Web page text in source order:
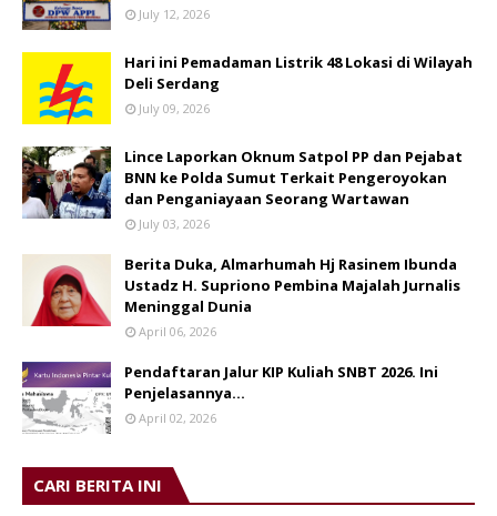
July 12, 2026
Hari ini Pemadaman Listrik 48 Lokasi di Wilayah
Deli Serdang
July 09, 2026
Lince Laporkan Oknum Satpol PP dan Pejabat
BNN ke Polda Sumut Terkait Pengeroyokan
dan Penganiayaan Seorang Wartawan
July 03, 2026
Berita Duka, Almarhumah Hj Rasinem Ibunda
Ustadz H. Supriono Pembina Majalah Jurnalis
Meninggal Dunia
April 06, 2026
Pendaftaran Jalur KIP Kuliah SNBT 2026. Ini
Penjelasannya…
April 02, 2026
CARI BERITA INI